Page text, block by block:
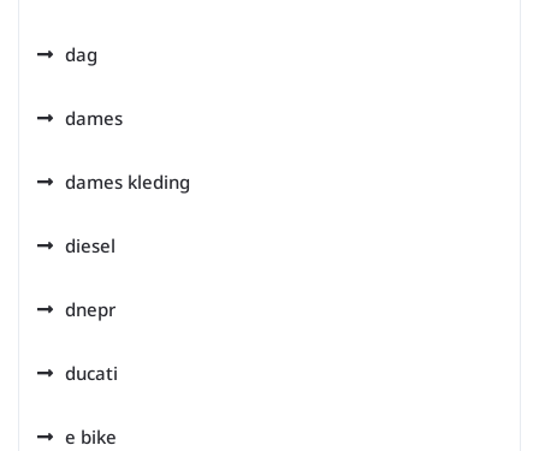
dag
dames
dames kleding
diesel
dnepr
ducati
e bike